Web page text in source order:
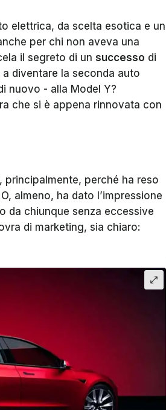
elettrica, da scelta esotica e un
per chi non aveva una
il segreto di un successo di
diventare la seconda auto
nuovo - alla Model Y?
che si è appena rinnovata con
perché ha reso
almeno, ha dato l’impressione
da chiunque senza eccessive
di marketing, sia chiaro: